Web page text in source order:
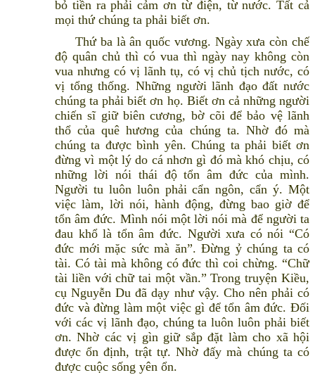
bỏ tiền ra phải cảm ơn từ điện, từ nước. Tất cả
mọi thứ chúng ta phải biết ơn.
Thứ ba là ân quốc vương. Ngày xưa còn chế
độ quân chủ thì có vua thì ngày nay không còn
vua nhưng có vị lãnh tụ, có vị chủ tịch nước, có
vị tổng thống. Những người lãnh đạo đất nước
chúng ta phải biết ơn họ. Biết ơn cả những người
chiến sĩ giữ biên cương, bờ cõi để bảo vệ lãnh
thổ của quê hương của chúng ta. Nhờ đó mà
chúng ta được bình yên. Chúng ta phải biết ơn
đừng vì một lý do cá nhơn gì đó mà khó chịu, có
những lời nói thái độ tổn âm đức của mình.
Người tu luôn luôn phải cẩn ngôn, cẩn ý. Một
việc làm, lời nói, hành động, đừng bao giờ để
tổn âm đức. Mình nói một lời nói mà để người ta
đau khổ là tổn âm đức. Người xưa có nói “Có
đức mới mặc sức mà ăn”. Đừng ỷ chúng ta có
tài. Có tài mà không có đức thì coi chừng. “Chữ
tài liền với chữ tai một vần.” Trong truyện Kiều,
cụ Nguyễn Du đã dạy như vậy. Cho nên phải có
đức và đừng làm một việc gì để tổn âm đức. Đối
với các vị lãnh đạo, chúng ta luôn luôn phải biết
ơn. Nhờ các vị gìn giữ sắp đặt làm cho xã hội
được ổn định, trật tự. Nhờ đấy mà chúng ta có
được cuộc sống yên ổn.